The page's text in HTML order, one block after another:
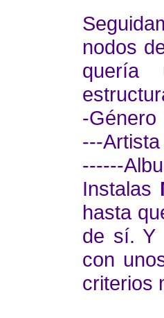
nodos
quería
-Género
---Artista
------
Instalas
hasta
de sí. Y
con
criterios